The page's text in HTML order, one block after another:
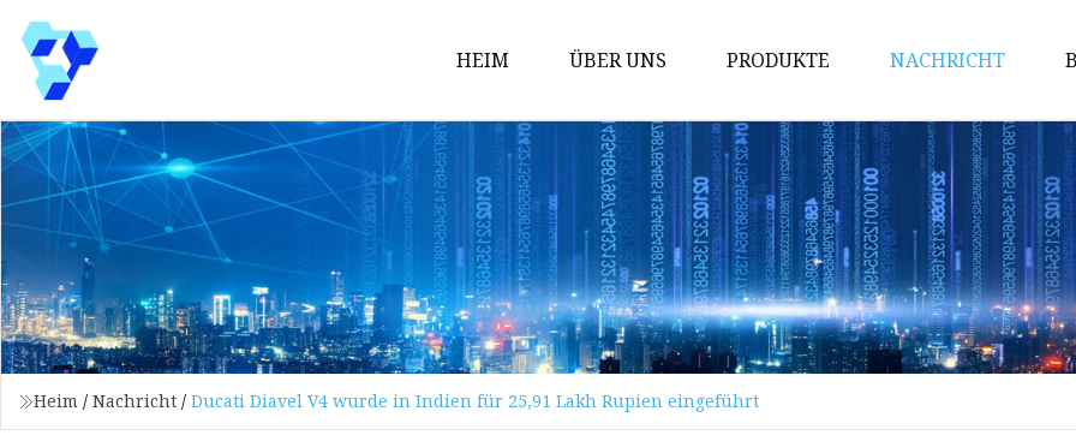
HEIM ÜBER UNS PRODUKTE
Absperrschieber
Kugelhahn
Durchgangsventil
Rückschlagventil
Kugelhahnguss
Schieberguss
Rückschlagventilguss
NACHRICHT
Heim / Nachricht / Ducati Diavel V4 wurde in Indien für 25,91 Lakh Rupien eingeführt